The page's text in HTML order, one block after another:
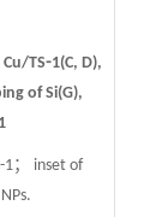
TS⁃1(C, D),
of Si(G),
1； inset of